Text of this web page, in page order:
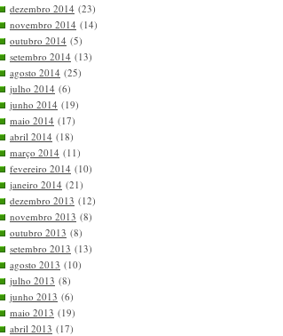
dezembro 2014 (23)
novembro 2014 (14)
outubro 2014 (5)
setembro 2014 (13)
agosto 2014 (25)
julho 2014 (6)
junho 2014 (19)
maio 2014 (17)
abril 2014 (18)
março 2014 (11)
fevereiro 2014 (10)
janeiro 2014 (21)
dezembro 2013 (12)
novembro 2013 (8)
outubro 2013 (8)
setembro 2013 (13)
agosto 2013 (10)
julho 2013 (8)
junho 2013 (6)
maio 2013 (19)
abril 2013 (17)